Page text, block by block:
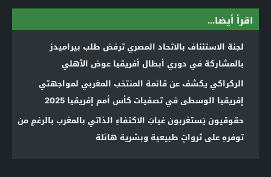
اقرأ أيضا...
لجنة الاستئناف بالاتحاد المصري ترفض طلب بيراميدز
بالمشاركة في دوري أبطال أفريقيا عوض الأهلي
الركراكي يكشف عن قائمة المنتخب المغربي لمواجهتي
إفريقيا الوسطى في تصفيات كأس أمم إفريقيا 2025
حقوقيون يَستغربون غيابَ الاكتفاءِ الذاتي بالمغرب بالرغمِ من
توفرهِ على ثرواتٍ طبيعية وبشرية هائلة